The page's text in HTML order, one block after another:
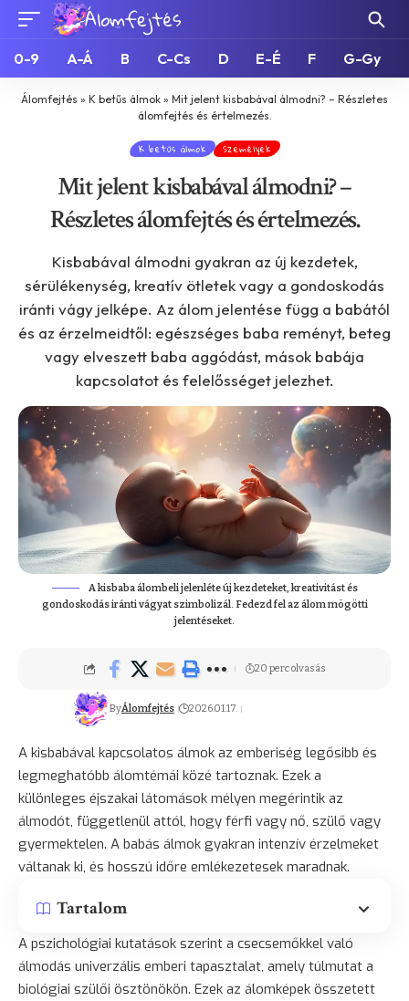
0-9 A-Á B C-Cs D E-É F G-Gy
Álomfejtés » K betűs álmok » Mit jelent kisbabával álmodni? – Részletes
álomfejtés és értelmezés.
K betűs álmok Személyek
Mit jelent kisbabával álmodni? –
Részletes álomfejtés és értelmezés.
Kisbabával álmodni gyakran az új kezdetek,
sérülékenység, kreatív ötletek vagy a gondoskodás
iránti vágy jelképe. Az álom jelentése függ a babától
és az érzelmeidtől: egészséges baba reményt, beteg
vagy elveszett baba aggódást, mások babája
kapcsolatot és felelősséget jelezhet.
A kisbaba álombeli jelenléte új kezdeteket, kreativitást és
gondoskodás iránti vágyat szimbolizál. Fedezd fel az álom mögötti
jelentéseket.
ByÁlomfejtés 2026.01.17.
20 perc olvasás
A kisbabával kapcsolatos álmok az emberiség legősibb és
legmeghatóbb álomtémái közé tartoznak. Ezek a
különleges éjszakai látomások mélyen megérintik az
álmodót, függetlenül attól, hogy férfi vagy nő, szülő vagy
gyermektelen. A babás álmok gyakran intenzív érzelmeket
váltanak ki, és hosszú időre emlékezetesek maradnak.
Tartalom
A pszichológiai kutatások szerint a csecsemőkkel való
álmodás univerzális emberi tapasztalat, amely túlmutat a
biológiai szülői ösztönökön. Ezek az álomképek összetett